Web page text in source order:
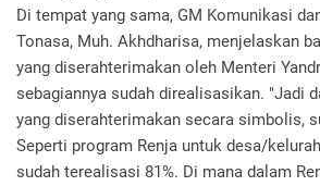
Di tempat yang sama, GM Komunikasi
Tonasa, Muh. Akhdharisa, menjelaskan
yang diserahterimakan oleh Menteri
sebagiannya sudah direalisasikan. "Jadi
yang diserahterimakan secara simbolis,
Seperti program Renja untuk desa/
sudah terealisasi 81%. Di mana dalam